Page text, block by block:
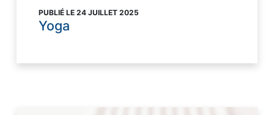
PUBLIÉ LE 24 JUILLET 2025
Yoga